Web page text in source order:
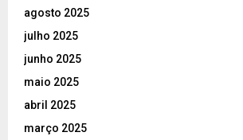
agosto 2025
julho 2025
junho 2025
maio 2025
abril 2025
março 2025